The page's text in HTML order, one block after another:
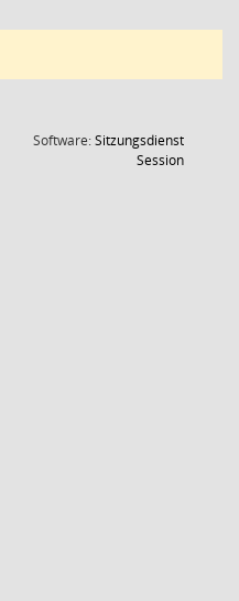
Software:Sitzungsdienst
Session(Wird in